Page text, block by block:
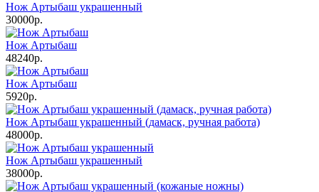
Нож Артыбаш украшенный
30000р.
Нож Артыбаш
48240р.
Нож Артыбаш
5920р.
Нож Артыбаш украшенный (дамаск, ручная работа)
48000р.
Нож Артыбаш украшенный
38000р.